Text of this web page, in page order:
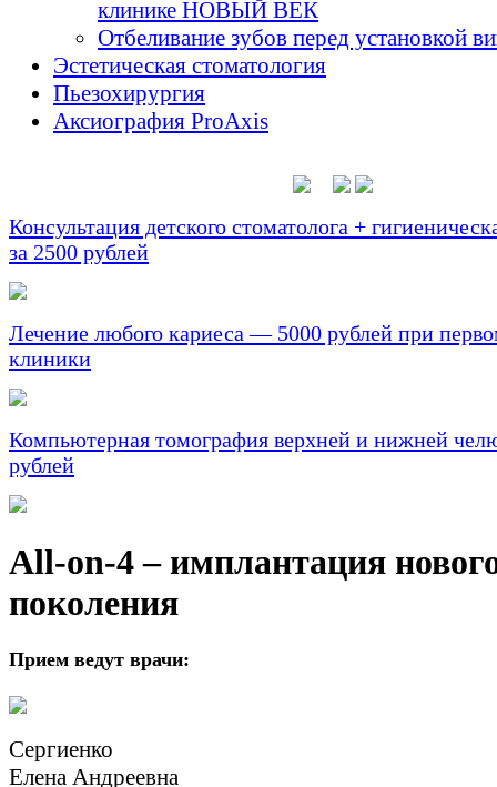
клинике НОВЫЙ ВЕК
Отбеливание зубов перед установкой
Эстетическая стоматология
Пьезохирургия
Аксиография ProAxis
Консультация детского стоматолога +
за 2500 рублей
Лечение любого кариеса — 5000 рублей при
клиники
Компьютерная томография верхней и нижней
рублей
All-on-4 – имплантация
поколения
Прием ведут врачи:
Сергиенко
Елена Андреевна